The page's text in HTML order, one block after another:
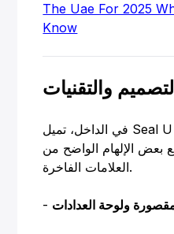
The Uae For 2025
Know
والتقنيات
في الداخل، تميل Seal U إلى مظهر نظيف يميل
بعض الإلهام الواضح من
العلامات الفاخرة.
- ولوحة العدادات